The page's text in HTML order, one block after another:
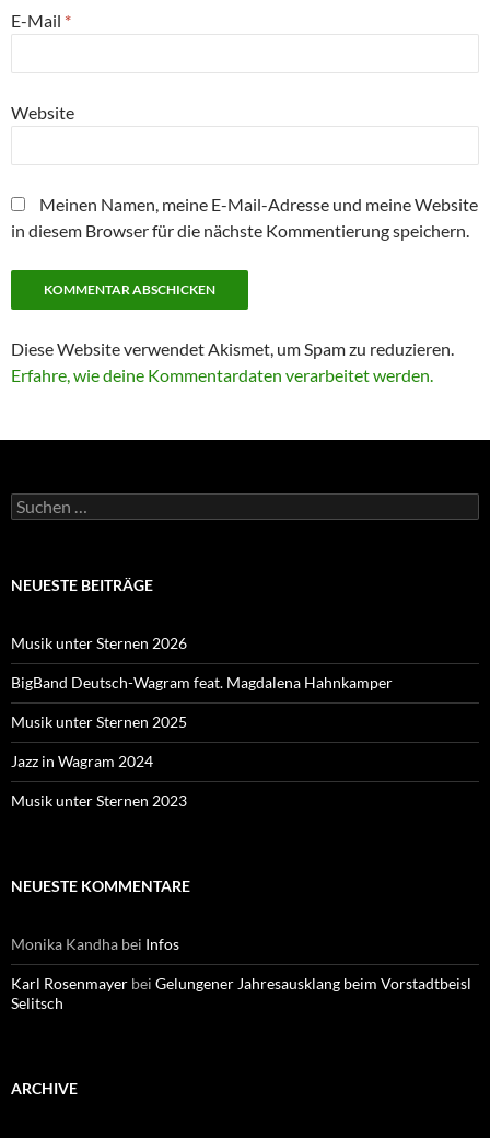
E-Mail *
Website
Meinen Namen, meine E-Mail-Adresse und meine Website
in diesem Browser für die nächste Kommentierung speichern.
Diese Website verwendet Akismet, um Spam zu reduzieren.
Erfahre, wie deine Kommentardaten verarbeitet werden.
Suche
nach:
NEUESTE BEITRÄGE
Musik unter Sternen 2026
BigBand Deutsch-Wagram feat. Magdalena Hahnkamper
Musik unter Sternen 2025
Jazz in Wagram 2024
Musik unter Sternen 2023
NEUESTE KOMMENTARE
Monika Kandha bei Infos
Karl Rosenmayer bei Gelungener Jahresausklang beim Vorstadtbeisl
Selitsch
ARCHIVE